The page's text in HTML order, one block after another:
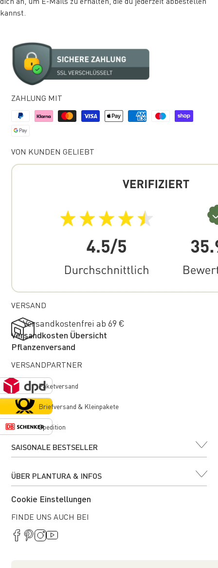
kannst.
SAISONALE BESTSELLER
ÜBER PLANTURA & INFOS
Cookie Einstellungen
FINDE UNS AUCH BEI
VERSAND
Versandkostenfrei ab 69 €
Versandkosten Übersicht
Pflanzenversand
VERSANDPARTNER
Paketversand
Briefversand & Kleinpakete
Spedition
ZAHLUNG MIT
VON KUNDEN GELIEBT